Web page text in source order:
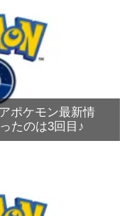
ポケモン最新情
たのは3回目♪